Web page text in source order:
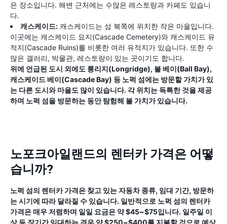
은 장소입니다. 해변 근처에는 수많은 레스토랑과 카페도 있습니
다.
캐스케이드: 캐스케이드는 섬 북쪽에 위치한 작은 마을입니다.
이곳에는 캐스케이드 묘지(Cascade Cemetery)와 캐스케이드 유
적지(Cascade Ruins)를 비롯한 여러 유적지가 있습니다. 또한 수
많은 갤러리, 박물관, 레스토랑이 있는 곳이기도 합니다.
위에 언급된 도시 외에도 롱리지(Longridge), 볼 베이(Ball Bay),
캐스케이드 베이(Cascade Bay) 등 노퍽 섬에는 방문할 가치가 있
는 다른 도시와 마을도 많이 있습니다. 각 위치는 독특한 것을 제공
하며 노퍽 섬을 방문하는 동안 탐험해 볼 가치가 있습니다.
노포크아일랜드의 렌터카 가격은 어떻
습니까?
노퍽 섬의 렌터카 가격은 찾고 있는 자동차 종류, 임대 기간, 방문하
는 시기에 따라 달라질 수 있습니다. 일반적으로 노퍽 섬의 렌터카
가격은 매우 저렴하며 일일 요금은 약 $45~$75입니다. 일주일 이
상 등 장기간 임대하는 경우 약 $250~$400를 지불할 것으로 예상